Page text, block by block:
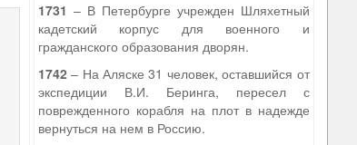
1731 – В Петербурге учрежден Шляхетный
кадетский корпус для военного и
гражданского образования дворян.
1742– На Аляске 31 человек, оставшийся от
экспедиции В.И. Беринга, пересел с
поврежденного корабля на плот в надежде
вернуться на нем в Россию.